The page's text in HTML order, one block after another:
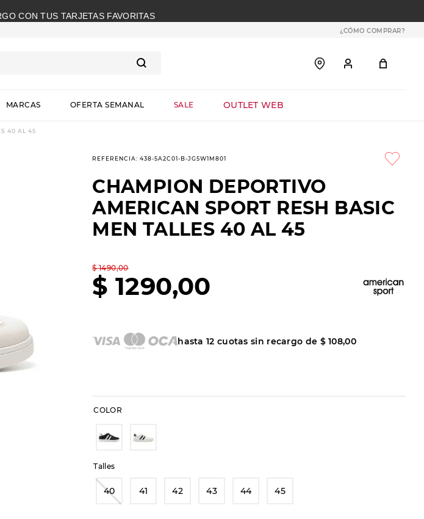
CON TUS TARJETAS FAVORITAS
¿CÓMO COMPRAR?
MARCAS OFERTA SEMANAL SALE OUTLET WEB
40 AL 45
REFERENCIA:438-5A2C01-B-JG5W1M801
CHAMPION DEPORTIVO
AMERICAN SPORT RESH BASIC
MEN TALLES 40 AL 45
$ 1490,00
$ 1290,00
hasta12 cuotas sin recargo de $ 108,00
COLOR
Talles
40 41 42 43 44 45